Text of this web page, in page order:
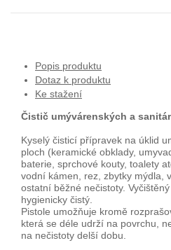
Popis produktu
Dotaz k produktu
Ke stažení
Čistič umývárenských a
Kyselý čisticí přípravek na úklid
ploch (keramické obklady,
baterie, sprchové kouty, toalety
vodní kámen, rez, zbytky mýdla,
ostatní běžné nečistoty.
hygienicky čistý.
Pistole umožňuje kromě
která se déle udrží na povrchu,
na nečistoty delší dobu.